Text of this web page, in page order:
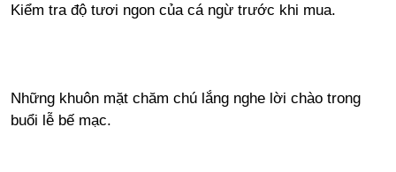
Kiểm tra độ tươi ngon của cá ngừ trước khi mua.
Những khuôn mặt chăm chú lắng nghe lời chào trong
buổi lễ bế mạc.